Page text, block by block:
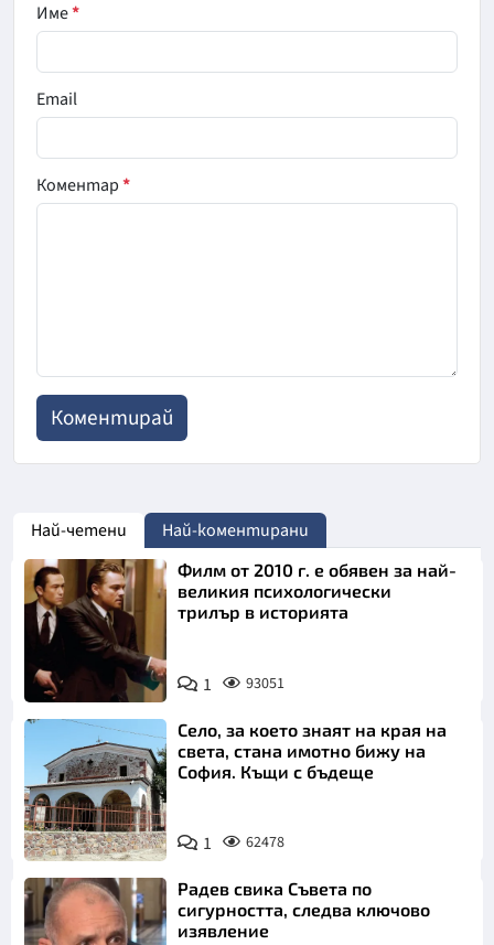
Име*
Email
Коментар*
Най-четени Най-коментирани
Филм от 2010 г. е обявен за най-
великия психологически
трилър в историята
1 93051
Село, за което знаят на края на
света, стана имотно бижу на
София. Къщи с бъдеще
1 62478
Радев свика Съвета по
сигурността, следва ключово
изявление